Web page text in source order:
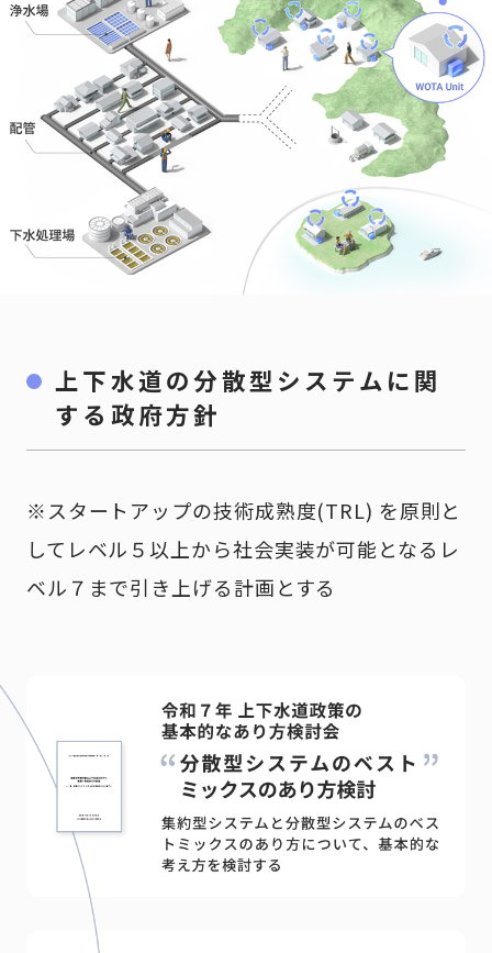
上下水道の分散型システムに関
する政府方針
※スタートアップの技術成熟度(TRL) を原則と
してレベル５以上から社会実装が可能となるレ
ベル７まで引き上げる計画とする